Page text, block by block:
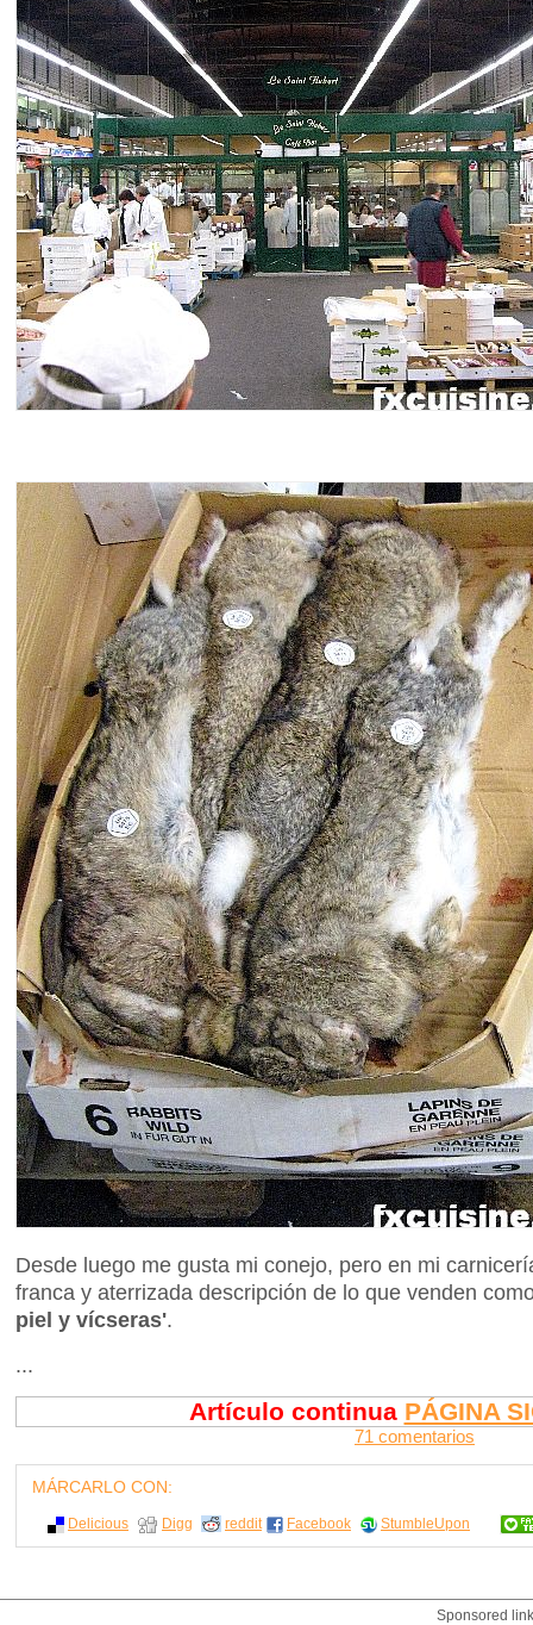
Desde luego me gusta mi conejo, pero en mi
franca y aterrizada descripción de lo que venden
piel y vícseras'.
...
Artículo continua PÁGINA
71 comentarios
MÁRCARLO CON:
Delicious Digg reddit Facebook StumbleUpon
Sponsored